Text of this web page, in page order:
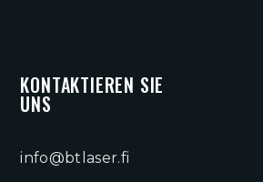
KONTAKTIEREN SIE
UNS
info@btlaser.fi